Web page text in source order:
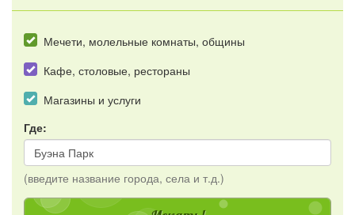
Мечети, молельные комнаты, общины
Кафе, столовые, рестораны
Магазины и услуги
Где:
(введите название города, села и т.д.)